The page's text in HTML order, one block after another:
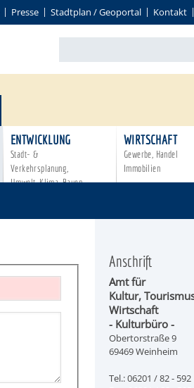
Presse Stadtplan / Geoportal Kontakt
ENTWICKLUNG
Stadt- &
Verkehrsplanung,
Umwelt, Klima, Bauen
WIRTSCHAFT
Gewerbe, Handel
Immobilien
Anschrift
Amt für
Kultur,
Wirtschaft
- Kulturbüro -
Obertorstraße 9
69469 Weinheim
Tel.: 06201 / 82 - 592